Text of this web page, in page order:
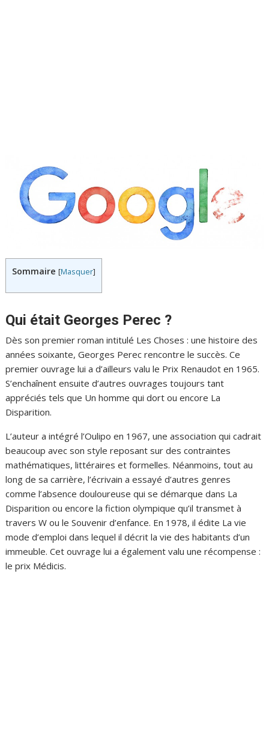
Sommaire [Masquer]
Qui était Georges Perec ?
Dès son premier roman intitulé Les Choses : une histoire des
années soixante, Georges Perec rencontre le succès. Ce
premier ouvrage lui a d’ailleurs valu le Prix Renaudot en 1965.
S’enchaînent ensuite d’autres ouvrages toujours tant
appréciés tels que Un homme qui dort ou encore La
Disparition.
L’auteur a intégré l’Oulipo en 1967, une association qui cadrait
beaucoup avec son style reposant sur des contraintes
mathématiques, littéraires et formelles. Néanmoins, tout au
long de sa carrière, l’écrivain a essayé d’autres genres
comme l’absence douloureuse qui se démarque dans La
Disparition ou encore la fiction olympique qu’il transmet à
travers W ou le Souvenir d’enfance. En 1978, il édite La vie
mode d’emploi dans lequel il décrit la vie des habitants d’un
immeuble. Cet ouvrage lui a également valu une récompense :
le prix Médicis.